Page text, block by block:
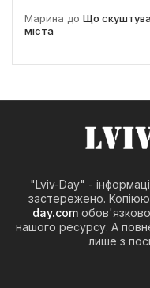
Марина до Що
міста
"Lviv-Day" -
застережено.
day.com
нашого ресурсу. А
лише з